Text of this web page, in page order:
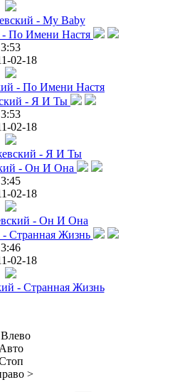
- My Baby
3:53
02-18
- По Имени Настя
3:53
02-18
- Я И Ты
3:45
02-18
- Он И Она
3:46
02-18
- Странная Жизнь
Авто
>